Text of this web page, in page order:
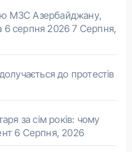
МЗС Азербайджану,
6 серпня 2026 7 Серпня,
до протестів
за сім років: чому
6 Серпня, 2026